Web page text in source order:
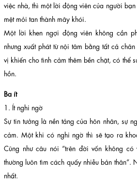
việc nhà, thì một lời động viên của người
mệt mỏi tan thành mây khói.
Một lời khen ngợi động viên không cần
nhưng xuất phát từ nội tâm bằng tất cả
vị khiến cho tình cảm thêm bền chặt, có thể
hồn.
Ba ít
1. Ít nghi ngờ
Sự tin tưởng là nền tảng của hôn nhân, sự
cảm. Một khi có nghi ngờ thì sẽ tạo ra
Cũng như câu nói “trên đời vốn không
thường luôn tìm cách quấy nhiễu bản thân”.
nhất.